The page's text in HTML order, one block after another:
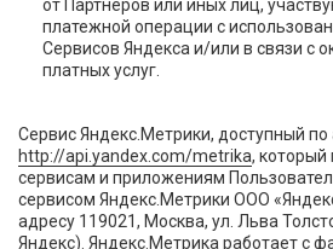
от Партнеров или иных лиц,
платежной операции с
Сервисов Яндекса и/или в связи с
платных услуг.
Сервис Яндекс.Метрики, доступный по
http://api.yandex.com/metrika, который
сервисам и приложениям
сервисом Яндекс.Метрики ООО
адресу 119021, Москва, ул. Льва
Яндекс). Яндекс.Метрика работает с